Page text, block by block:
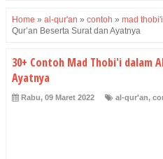
Home » al-qur'an » contoh » mad thobi'i
Qur’an Beserta Surat dan Ayatnya
30+ Contoh Mad Thobi'i dalam
Ayatnya
Rabu, 09 Maret 2022 al-qur'an,